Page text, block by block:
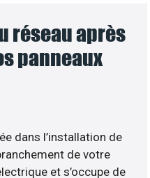
réseau après
panneaux
dans l’installation de
de votre
et s’occupe de